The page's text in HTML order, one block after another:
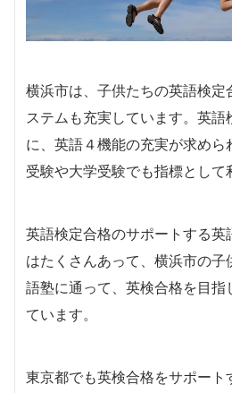
横浜市は、子供たちの英語検定
ステムも充実しています。英語
に、英語４機能の充実が求めら
受験や大学受験でも指標として
英語検定合格のサポートする英
はたくさんあって、横浜市の
語塾に通って、英検合格を目指
ています。
東京都でも英検合格をサポート